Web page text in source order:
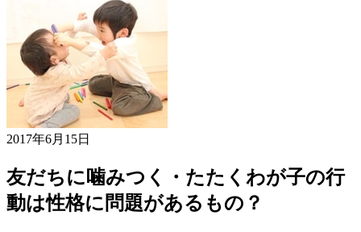
2017年6月15日
友だちに噛みつく・たたくわが子の行
動は性格に問題があるもの？